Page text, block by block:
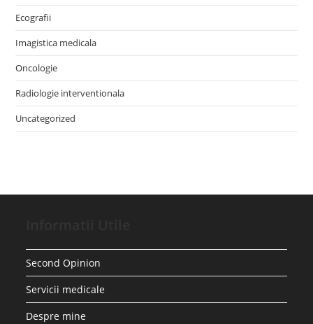
Ecografii
Imagistica medicala
Oncologie
Radiologie interventionala
Uncategorized
Second Opinion
Servicii medicale
Despre mine